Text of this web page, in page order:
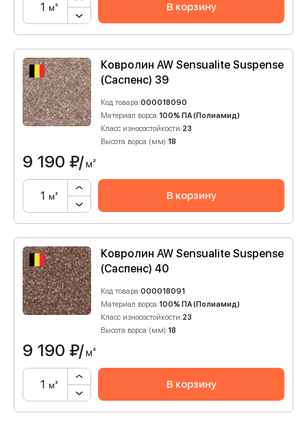
м² В корзину
Ковролин AW Sensualite Suspense
(Саспенс) 39
Код товара:000018090
Материал ворса:100% ПА (Полиамид)
Класс износостойкости:23
Высота ворса (мм):18
9 190 ₽/м²
м² В корзину
Ковролин AW Sensualite Suspense
(Саспенс) 40
Код товара:000018091
Материал ворса:100% ПА (Полиамид)
Класс износостойкости:23
Высота ворса (мм):18
9 190 ₽/м²
м² В корзину